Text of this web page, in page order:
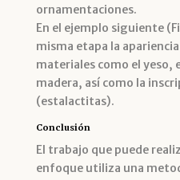
ornamentaciones.
En el ejemplo siguiente
misma etapa la
materiales como el yeso,
madera, así como la
(estalactitas).
Conclusión
El trabajo que puede
enfoque utiliza una